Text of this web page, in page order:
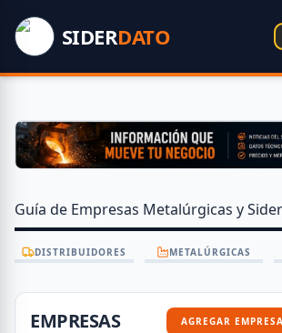
SIDERDATO
Guía de Empresas Metalúrgicas y
DISTRIBUIDORES METALÚRGICAS
EMPRESAS AGREGAR EMPRESA